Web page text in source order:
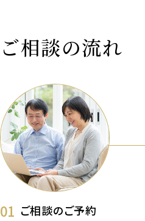
ご相談の流れ
01 ご相談のご予約